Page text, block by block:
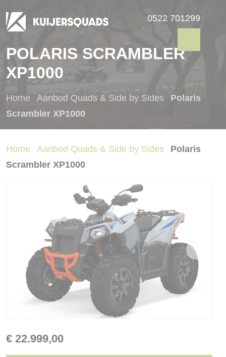
0522 701299
POLARIS SCRAMBLER
XP1000
Home Aanbod Quads & Side by Sides
Polaris
Scrambler XP1000
Home Aanbod Quads & Side by Sides
Polaris
Scrambler XP1000
€ 22.999,00